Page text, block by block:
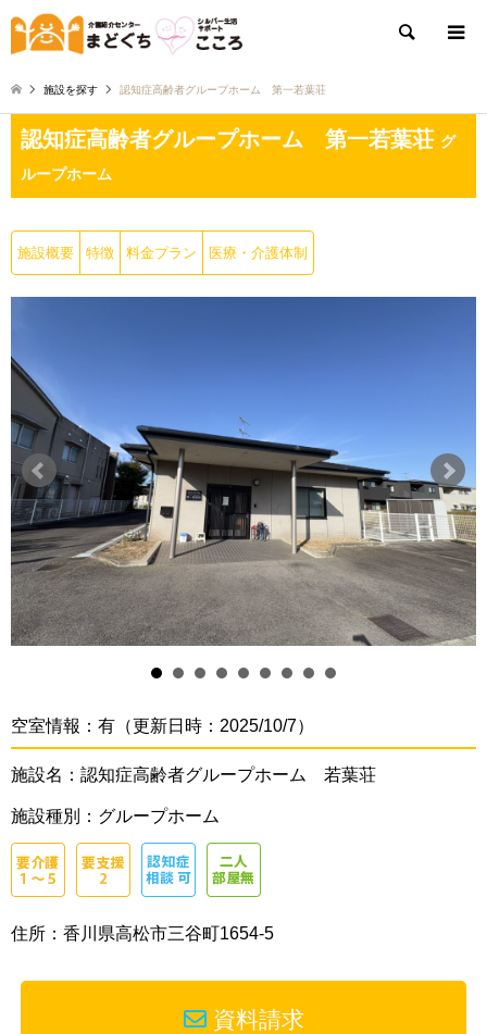
検索
施設を探す 認知症高齢者グループホーム 第一若葉荘
認知症高齢者グループホーム 第一若葉荘 グ
ループホーム
施設概要 特徴 料金プラン 医療・介護体制
空室情報：有（更新日時：2025/10/7）
施設名：認知症高齢者グループホーム 若葉荘
施設種別：グループホーム
住所：香川県高松市三谷町1654-5
資料請求